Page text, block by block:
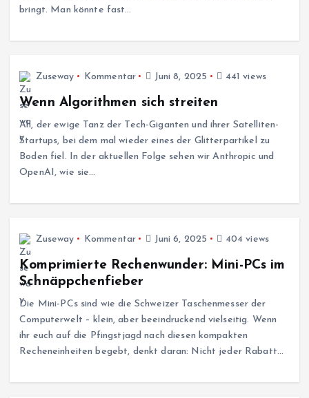
bringt. Man könnte fast…
Zuseway Kommentar Juni 8, 2025 441 views
Wenn Algorithmen sich streiten
Ah, der ewige Tanz der Tech-Giganten und ihrer Satelliten-
Startups, bei dem mal wieder eines der Glitterpartikel zu
Boden fiel. In der aktuellen Folge sehen wir Anthropic und
OpenAI, wie sie…
Zuseway Kommentar Juni 6, 2025 404 views
Komprimierte Rechenwunder: Mini-PCs im
Schnäppchenfieber
Die Mini-PCs sind wie die Schweizer Taschenmesser der
Computerwelt – klein, aber beeindruckend vielseitig. Wenn
ihr euch auf die Pfingstjagd nach diesen kompakten
Recheneinheiten begebt, denkt daran: Nicht jeder Rabatt…